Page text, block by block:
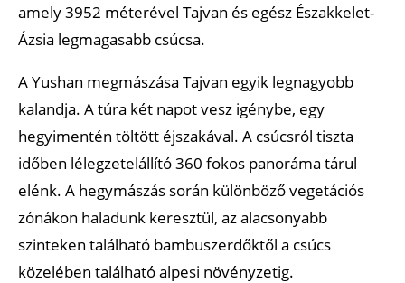
amely 3952 méterével Tajvan és egész Északkelet-
Ázsia legmagasabb csúcsa.
A Yushan megmászása Tajvan egyik legnagyobb
kalandja. A túra két napot vesz igénybe, egy
hegyimentén töltött éjszakával. A csúcsról tiszta
időben lélegzetelállító 360 fokos panoráma tárul
elénk. A hegymászás során különböző vegetációs
zónákon haladunk keresztül, az alacsonyabb
szinteken található bambuszerdőktől a csúcs
közelében található alpesi növényzetig.